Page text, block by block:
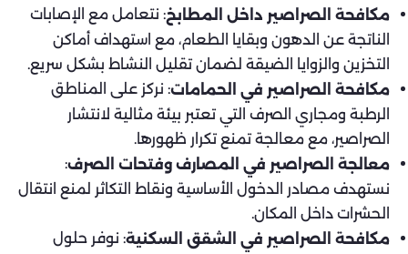
مكافحة الصراصير داخل المطابخ: نتعامل مع الإصابات
الناتجة عن الدهون وبقايا الطعام، مع استهداف أماكن
التخزين والزوايا الضيقة لضمان تقليل النشاط بشكل سريع.
مكافحة الصراصير في الحمامات: نركز على المناطق
الرطبة ومجاري الصرف التي تعتبر بيئة مثالية لانتشار
الصراصير، مع معالجة تمنع تكرار ظهورها.
معالجة الصراصير في المصارف وفتحات الصرف:
نستهدف مصادر الدخول الأساسية ونقاط التكاثر لمنع انتقال
الحشرات داخل المكان.
مكافحة الصراصير في الشقق السكنية: نوفر حلول